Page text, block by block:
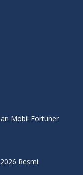
Mobil Fortuner
Resmi